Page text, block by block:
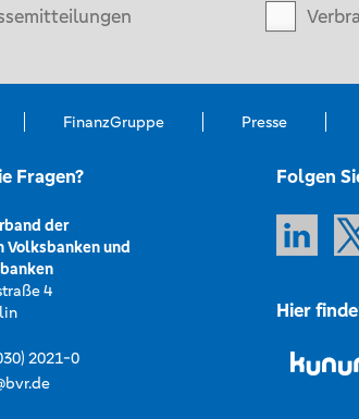
FinanzGruppe Presse
Fragen?
der
Volksbanken und
4
2021-0
Folgen
Hier